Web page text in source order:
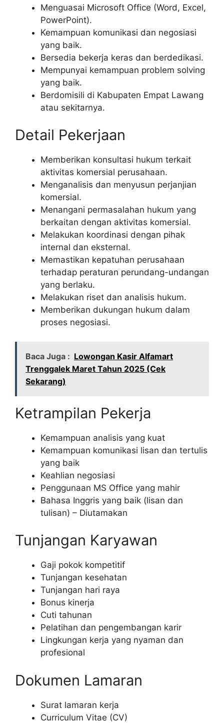
Menguasai Microsoft Office (Word, Excel,
PowerPoint).
Kemampuan komunikasi dan negosiasi
yang baik.
Bersedia bekerja keras dan berdedikasi.
Mempunyai kemampuan problem solving
yang baik.
Berdomisili di Kabupaten Empat Lawang
atau sekitarnya.
Detail Pekerjaan
Memberikan konsultasi hukum terkait
aktivitas komersial perusahaan.
Menganalisis dan menyusun perjanjian
komersial.
Menangani permasalahan hukum yang
berkaitan dengan aktivitas komersial.
Melakukan koordinasi dengan pihak
internal dan eksternal.
Memastikan kepatuhan perusahaan
terhadap peraturan perundang-undangan
yang berlaku.
Melakukan riset dan analisis hukum.
Memberikan dukungan hukum dalam
proses negosiasi.
Baca Juga : Lowongan Kasir Alfamart
Trenggalek Maret Tahun 2025 (Cek
Sekarang)
Ketrampilan Pekerja
Kemampuan analisis yang kuat
Kemampuan komunikasi lisan dan tertulis
yang baik
Keahlian negosiasi
Penggunaan MS Office yang mahir
Bahasa Inggris yang baik (lisan dan
tulisan) – Diutamakan
Tunjangan Karyawan
Gaji pokok kompetitif
Tunjangan kesehatan
Tunjangan hari raya
Bonus kinerja
Cuti tahunan
Pelatihan dan pengembangan karir
Lingkungan kerja yang nyaman dan
profesional
Dokumen Lamaran
Surat lamaran kerja
Curriculum Vitae (CV)